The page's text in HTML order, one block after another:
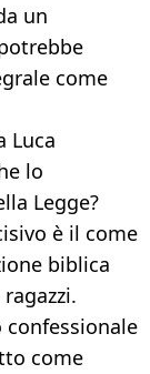
un
come
Luca
lo
Legge?
è il come
biblica
come